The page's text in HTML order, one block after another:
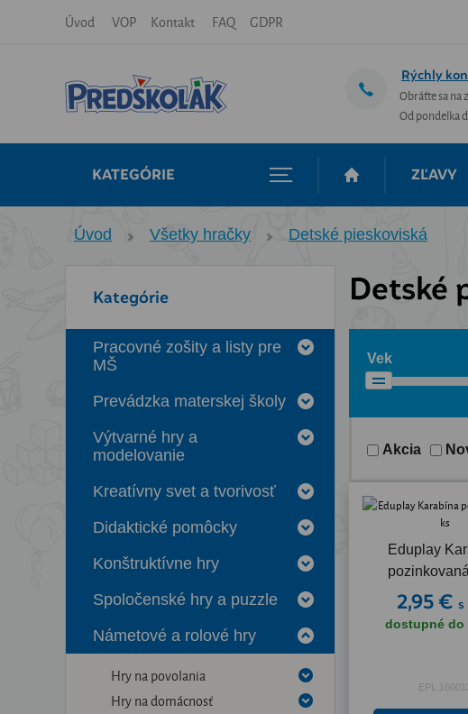
Úvod VOP Kontakt FAQ GDPR
Rýchly
Obráťte sa na
Od pondelka
KATEGÓRIE ZĽAVY
Úvod Všetky hračky Detské pieskoviská
Kategórie
Pracovné zošity a listy pre
MŠ
Prevádzka materskej školy
Výtvarné hry a
modelovanie
Kreatívny svet a tvorivosť
Didaktické pomôcky
Konštruktívne hry
Spoločenské hry a puzzle
Námetové a rolové hry
Hry na povolania
Hry na domácnosť
Detské
Vek
Akcia
Eduplay
2,95 € s
dostupné do